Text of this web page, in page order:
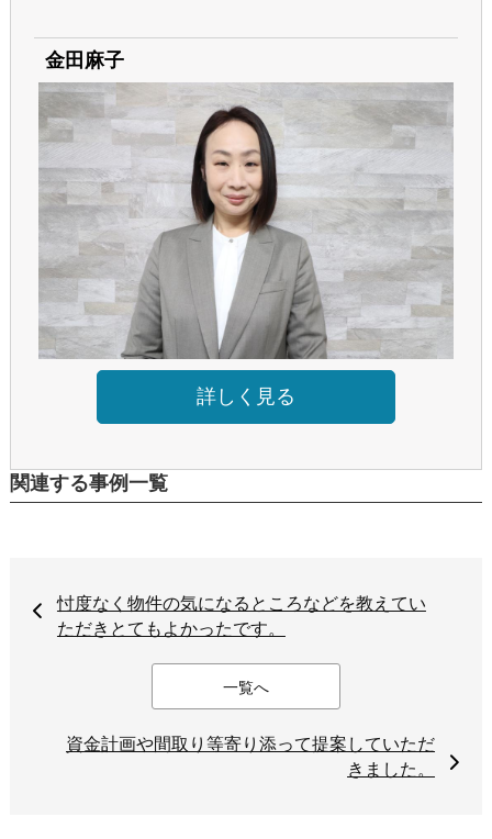
金田麻子
詳しく見る
関連する事例一覧
忖度なく物件の気になるところなどを教えてい
ただきとてもよかったです。
一覧へ
資金計画や間取り等寄り添って提案していただ
きました。